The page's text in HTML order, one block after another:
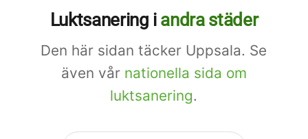
med jonisering eller
gör alltid en bedömning av
vad som är räddningsbart
innan vi rekommenderar
Luktsanering i andra städer
Den här sidan täcker Uppsala. Se
även vår nationella sida om
luktsanering.